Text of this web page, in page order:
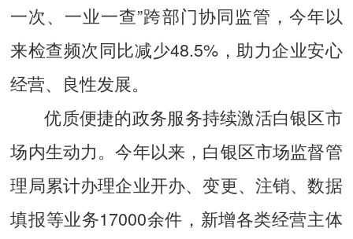
一次、一业一查”跨部门协同监管，今年以
来检查频次同比减少48.5%，助力企业安心
经营、良性发展。
优质便捷的政务服务持续激活白银区市
场内生动力。今年以来，白银区市场监督管
理局累计办理企业开办、变更、注销、数据
填报等业务17000余件，新增各类经营主体